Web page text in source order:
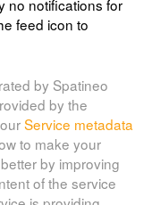
consolidada).
mensual en
no notifications for
feed icon to
by Spatineo
by the
Service metadata
to make your
by improving
of the service